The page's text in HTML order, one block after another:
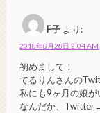
F子 より:
2018年8月28日 2:04 AM
初めまして！
てるりんさんの
私にも9ヶ月の娘が
なんだか、